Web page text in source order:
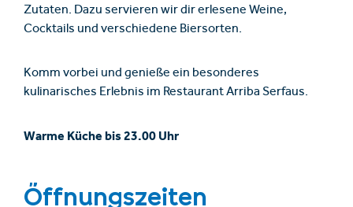
Zutaten. Dazu servieren wir dir erlesene Weine,
Cocktails und verschiedene Biersorten.
Komm vorbei und genieße ein besonderes
kulinarisches Erlebnis im Restaurant Arriba Serfaus.
Warme Küche bis 23.00 Uhr
Öffnungszeiten